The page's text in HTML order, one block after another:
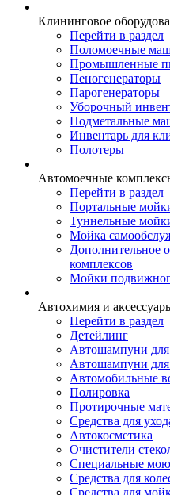
Клининговое
Перейти в раздел
Поломоечные
Промышленные
Пеногенераторы
Парогенераторы
Уборочный
Подметальные
Инвентарь для
Полотеры
Автомоечные
Перейти в раздел
Портальные
Туннельные
Мойка
Дополнительное
комплексов
Мойки
Автохимия и
Перейти в раздел
Детейлинг
Автошампуни для
Автошампуни
Автомобильные
Полировка
Протирочные
Средства для
Автокосметика
Очистители
Специальные
Средства для
Средства для